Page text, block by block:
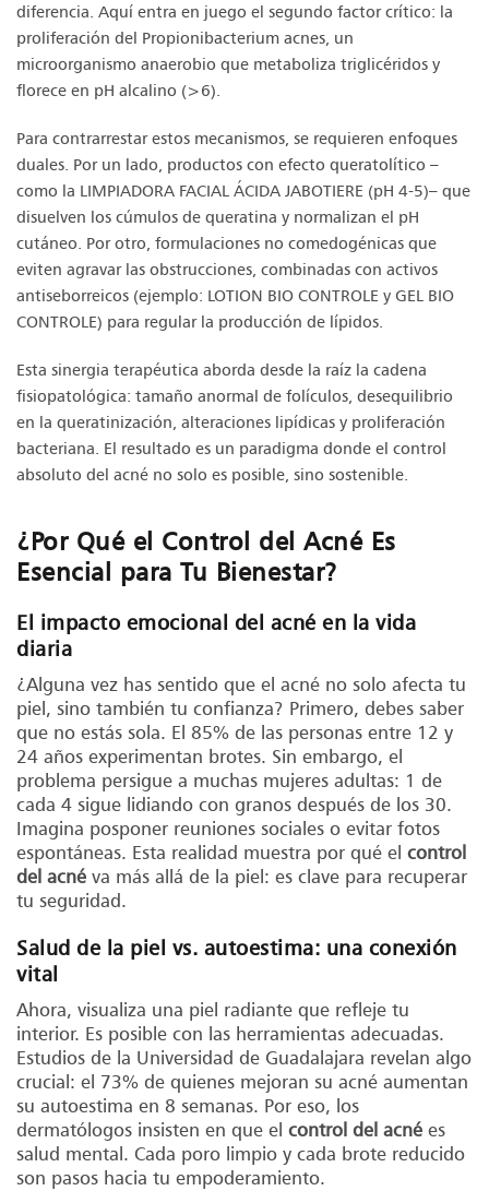
diferencia. Aquí entra en juego el segundo factor crítico: la
proliferación del Propionibacterium acnes, un
microorganismo anaerobio que metaboliza triglicéridos y
florece en pH alcalino (>6).
Para contrarrestar estos mecanismos, se requieren enfoques
duales. Por un lado, productos con efecto queratolítico –
como la LIMPIADORA FACIAL ÁCIDA JABOTIERE (pH 4-5)– que
disuelven los cúmulos de queratina y normalizan el pH
cutáneo. Por otro, formulaciones no comedogénicas que
eviten agravar las obstrucciones, combinadas con activos
antiseborreicos (ejemplo: LOTION BIO CONTROLE y GEL BIO
CONTROLE) para regular la producción de lípidos.
Esta sinergia terapéutica aborda desde la raíz la cadena
fisiopatológica: tamaño anormal de folículos, desequilibrio
en la queratinización, alteraciones lipídicas y proliferación
bacteriana. El resultado es un paradigma donde el control
absoluto del acné no solo es posible, sino sostenible.
¿Por Qué el Control del Acné Es
Esencial para Tu Bienestar?
El impacto emocional del acné en la vida
diaria
¿Alguna vez has sentido que el acné no solo afecta tu
piel, sino también tu confianza? Primero, debes saber
que no estás sola. El 85% de las personas entre 12 y
24 años experimentan brotes. Sin embargo, el
problema persigue a muchas mujeres adultas: 1 de
cada 4 sigue lidiando con granos después de los 30.
Imagina posponer reuniones sociales o evitar fotos
espontáneas. Esta realidad muestra por qué el control
del acné va más allá de la piel: es clave para recuperar
tu seguridad.
Salud de la piel vs. autoestima: una conexión
vital
Ahora, visualiza una piel radiante que refleje tu
interior. Es posible con las herramientas adecuadas.
Estudios de la Universidad de Guadalajara revelan algo
crucial: el 73% de quienes mejoran su acné aumentan
su autoestima en 8 semanas. Por eso, los
dermatólogos insisten en que el control del acné es
salud mental. Cada poro limpio y cada brote reducido
son pasos hacia tu empoderamiento.